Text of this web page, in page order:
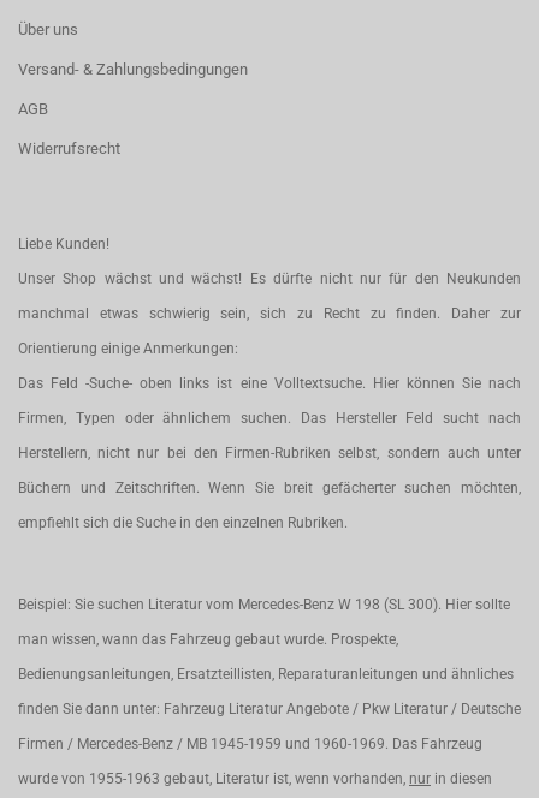
Über uns
Versand- & Zahlungsbedingungen
AGB
Widerrufsrecht
Liebe Kunden!
Unser Shop wächst und wächst! Es dürfte nicht nur für den Neukunden
manchmal etwas schwierig sein, sich zu Recht zu finden. Daher zur
Orientierung einige Anmerkungen:
Das Feld -Suche- oben links ist eine Volltextsuche. Hier können Sie nach
Firmen, Typen oder ähnlichem suchen. Das Hersteller Feld sucht nach
Herstellern, nicht nur bei den Firmen-Rubriken selbst, sondern auch unter
Büchern und Zeitschriften. Wenn Sie breit gefächerter suchen möchten,
empfiehlt sich die Suche in den einzelnen Rubriken.
Beispiel: Sie suchen Literatur vom Mercedes-Benz W 198 (SL 300). Hier sollte
man wissen, wann das Fahrzeug gebaut wurde. Prospekte,
Bedienungsanleitungen, Ersatzteillisten, Reparaturanleitungen und ähnliches
finden Sie dann unter: Fahrzeug Literatur Angebote / Pkw Literatur / Deutsche
Firmen / Mercedes-Benz / MB 1945-1959 und 1960-1969. Das Fahrzeug
wurde von 1955-1963 gebaut, Literatur ist, wenn vorhanden, nur in diesen